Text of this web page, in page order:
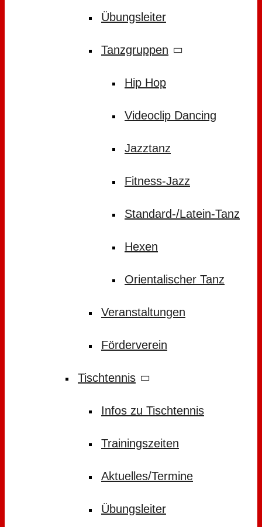
Übungsleiter
Tanzgruppen
Hip Hop
Videoclip Dancing
Jazztanz
Fitness-Jazz
Standard-/Latein-Tanz
Hexen
Orientalischer Tanz
Veranstaltungen
Förderverein
Tischtennis
Infos zu Tischtennis
Trainingszeiten
Aktuelles/Termine
Übungsleiter